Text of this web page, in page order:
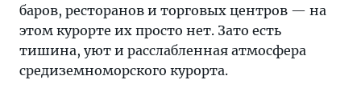
баров, ресторанов и торговых центров — на
этом курорте их просто нет. Зато есть
тишина, уют и расслабленная атмосфера
средиземноморского курорта.